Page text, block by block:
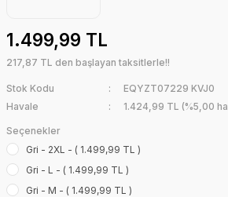
1.499,99 TL
217,87 TL den başlayan taksitlerle!!
Stok Kodu
EQYZT07229 KVJ0
Havale
1.424,99 TL (%5,00
Seçenekler
Gri - 2XL - ( 1.499,99 TL )
Gri - L - ( 1.499,99 TL )
Gri - M - ( 1.499,99 TL )